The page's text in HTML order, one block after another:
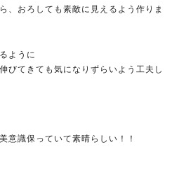
、おろしても素敵に見えるよう作りま
ように
びてきても気になりずらいよう工夫し
意識保っていて素晴らしい！！